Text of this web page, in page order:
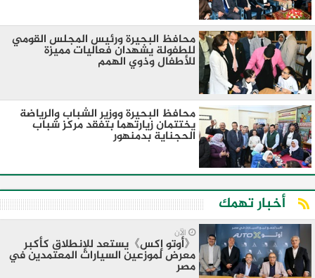
محافظ البحيرة ورئيس المجلس القومي
للطفولة يشهدان فعاليات مميزة
للأطفال وذوي الهمم
محافظ البحيرة ووزير الشباب والرياضة
يختتمان زيارتهما بتفقد مركز شباب
الحجناية بدمنهور
أخبار تهمك
الآن
《أوتو إكس》يستعد للإنطلاق كأكبر
معرض لموزعين السيارات المعتمدين في
مصر